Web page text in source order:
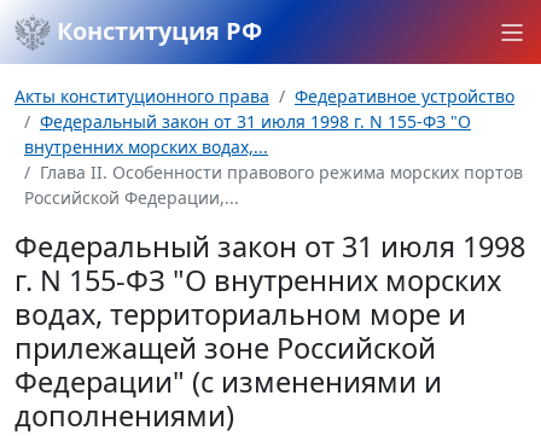
Конституция РФ
Акты конституционного права
Федеративное устройство
Федеральный закон от 31 июля 1998 г. N 155-ФЗ "О
внутренних морских водах,...
Глава II. Особенности правового режима морских портов
Российской Федерации,...
Федеральный закон от 31 июля 1998
г. N 155-ФЗ "О внутренних морских
водах, территориальном море и
прилежащей зоне Российской
Федерации" (с изменениями и
дополнениями)